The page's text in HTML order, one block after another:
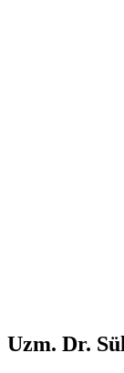
Uzm. Dr.